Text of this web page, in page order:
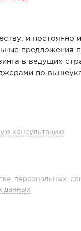
и постоянно
предложения
в ведущих
по
консультацию
персональных
данных